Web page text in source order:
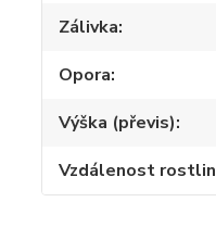
Zálivka
Opora
Výška (převis)
Vzdálenost rostlin